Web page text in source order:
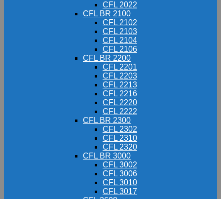
CFL 2022
CFL BR 2100
CFL 2102
CFL 2103
CFL 2104
CFL 2106
CFL BR 2200
CFL 2201
CFL 2203
CFL 2213
CFL 2216
CFL 2220
CFL 2222
CFL BR 2300
CFL 2302
CFL 2310
CFL 2320
CFL BR 3000
CFL 3002
CFL 3006
CFL 3010
CFL 3017